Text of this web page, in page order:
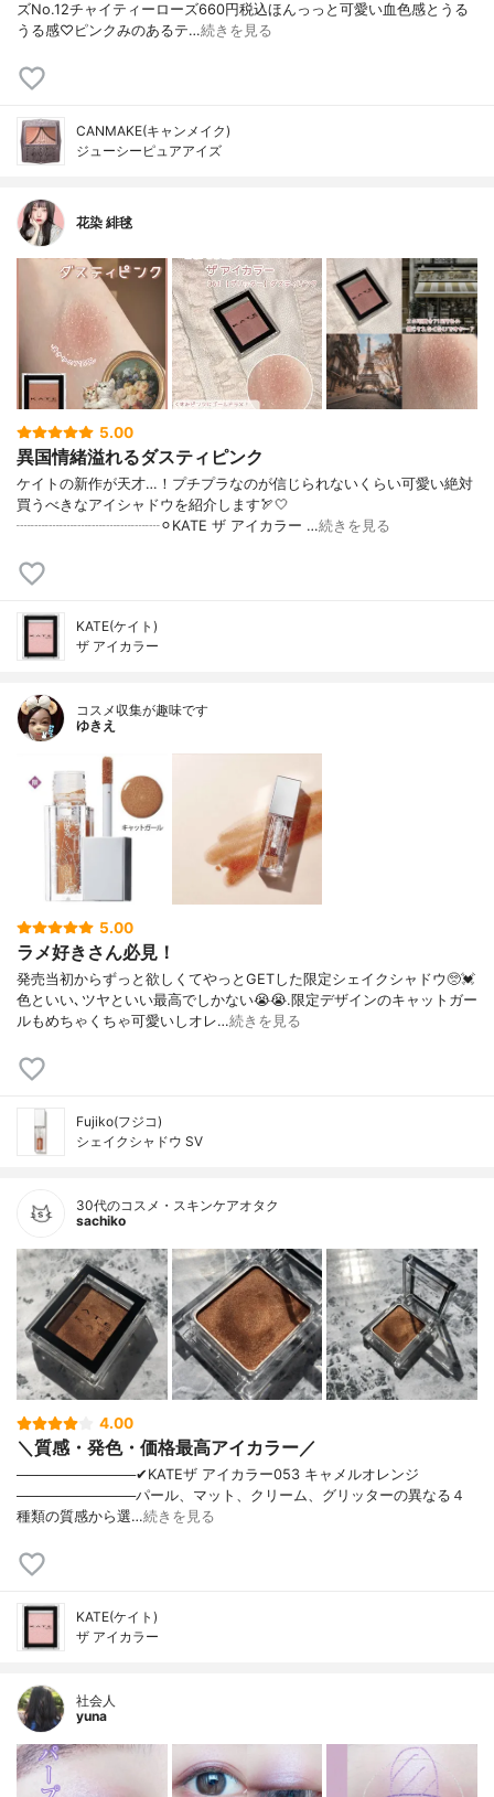
ズNo.12チャイティーローズ660円税込ほんっっと可愛い血色感とうる
うる感♡ピンクみのあるテ…続きを見る
CANMAKE(キャンメイク)
ジューシーピュアアイズ
花染 緋毬
5.00
異国情緒溢れるダスティピンク
ケイトの新作が天才…！プチプラなのが信じられないくらい可愛い絶対
買うべきなアイシャドウを紹介します🏹🤍
┈┈┈┈┈┈┈┈┈┈⚪︎KATE ザ アイカラー …続きを見る
KATE(ケイト)
ザ アイカラー
コスメ収集が趣味です
ゆきえ
5.00
ラメ好きさん必見！
発売当初からずっと欲しくてやっとGETした限定シェイクシャドウ🥺💓
色といい､ツヤといい最高でしかない😭😭.限定デザインのキャットガー
ルもめちゃくちゃ可愛いしオレ…続きを見る
Fujiko(フジコ)
シェイクシャドウ SV
30代のコスメ・スキンケアオタク
sachiko
4.00
＼質感・発色・価格最高アイカラー／
────────────✔︎KATEザ アイカラー053 キャメルオレンジ
────────────パール、マット、クリーム、グリッターの異なる４
種類の質感から選…続きを見る
KATE(ケイト)
ザ アイカラー
社会人
yuna